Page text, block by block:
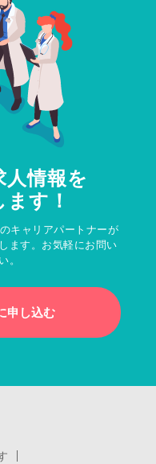
人情報を
す！
キャリアパートナーが
ます。お気軽にお問い
。
申し込む